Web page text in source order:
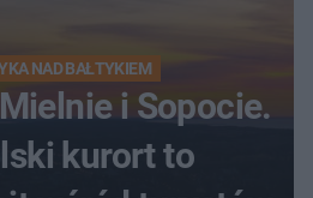
NAD BAŁTYKIEM
i Sopocie.
kurort to